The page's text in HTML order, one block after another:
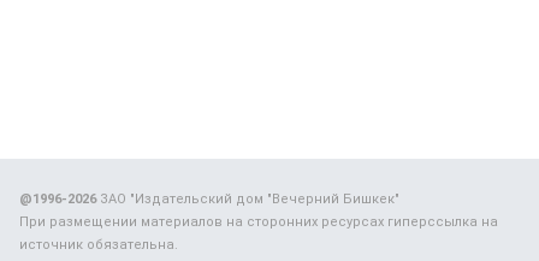
@1996-2026ЗАО "Издательский дом "Вечерний Бишкек"
При размещении материалов на сторонних ресурсах гиперссылка на
источник обязательна.